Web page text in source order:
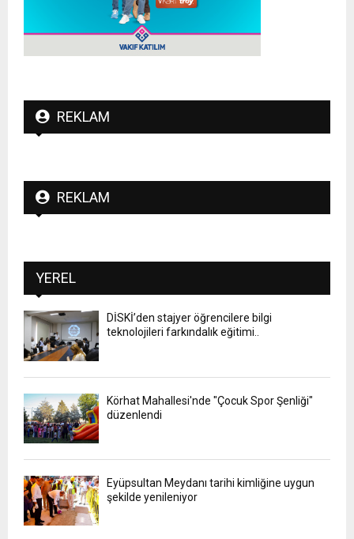
REKLAM
REKLAM
YEREL
DİSKİ’den stajyer öğrencilere bilgi
teknolojileri farkındalık eğitimi..
Körhat Mahallesi'nde "Çocuk Spor Şenliği"
düzenlendi
Eyüpsultan Meydanı tarihi kimliğine uygun
şekilde yenileniyor